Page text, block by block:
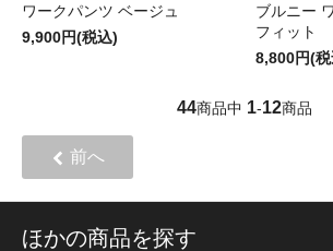
ワークパンツ ベージュ
9,900円(税込)
ブルニー
フィット
8,800円(税
44商品中 1-12商品
前へ
ほかの商品を探す